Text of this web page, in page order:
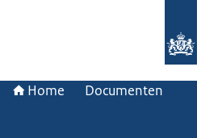
Home Documenten